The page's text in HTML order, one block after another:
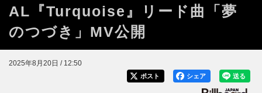
AL『Turquoise』リード曲「夢
のつづき」MV公開
2025年8月20日 / 12:50
送る
シェア
ポスト